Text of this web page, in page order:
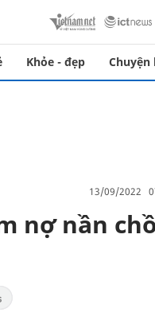
Khỏe - đẹp Chuyện
13/09/2022
nợ nần